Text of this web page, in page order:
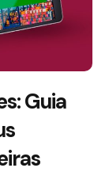
Guia